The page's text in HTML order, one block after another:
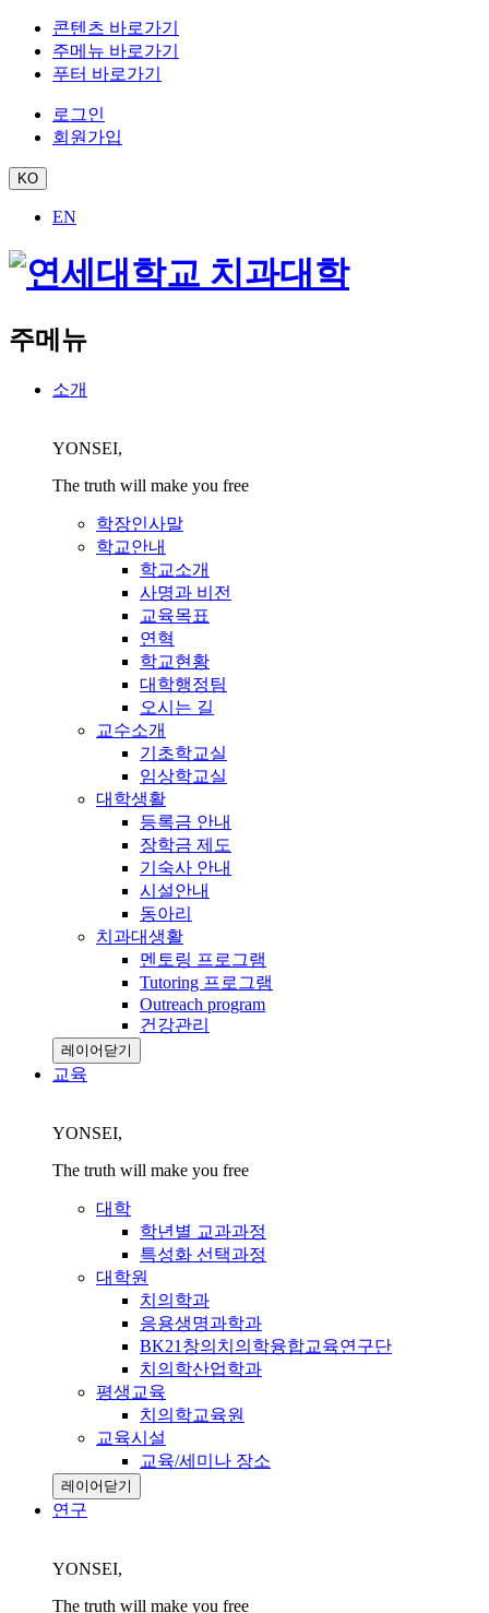
콘텐츠 바로가기
주메뉴 바로가기
푸터 바로가기
로그인
회원가입
KO
EN
주메뉴
소개
YONSEI,
The truth will make you free
학장인사말
학교안내
학교소개
사명과 비전
교육목표
연혁
학교현황
대학행정팀
오시는 길
교수소개
기초학교실
임상학교실
대학생활
등록금 안내
장학금 제도
기숙사 안내
시설안내
동아리
치과대생활
멘토링 프로그램
Tutoring 프로그램
Outreach program
건강관리
레이어닫기
교육
YONSEI,
The truth will make you free
대학
학년별 교과과정
특성화 선택과정
대학원
치의학과
응용생명과학과
BK21창의치의학융합교육연구단
치의학산업학과
평생교육
치의학교육원
교육시설
교육/세미나 장소
레이어닫기
연구
YONSEI,
The truth will make you free